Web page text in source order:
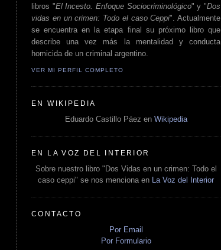
libros "El Incesto. Enfoque Sociocriminológico" y "Dos
vidas en un crimen: Todo el caso Ceppi". Actualmente
se encuentra en la etapa final su próximo libro que
describe una vez más la mentalidad y conducta
homicida de un criminal argentino.
VER MI PERFIL COMPLETO
EN WIKIPEDIA
Eduardo Castillo Páez en Wikipedia
EN LA VOZ DEL INTERIOR
Sobre nuestro libro "Dos Vidas en un crimen: Todo el
caso ceppi" se nos menciona en
La Voz del Interior
CONTACTO
Por Email
Por Formulario